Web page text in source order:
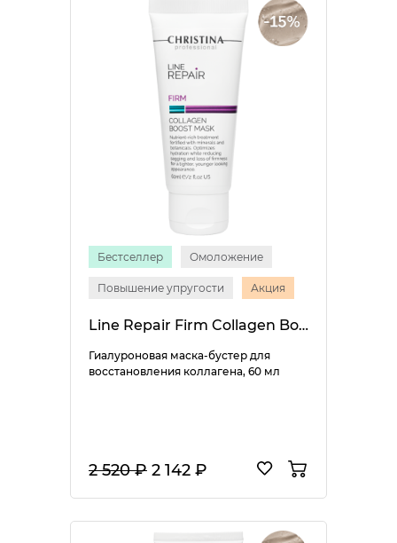
Бестселлер Омоложение
Повышение упругости Акция
Line Repair Firm Collagen Boost Mask
Гиалуроновая маска-бустер для
восстановления коллагена, 60 мл
2 520 ₽ 2 142 ₽